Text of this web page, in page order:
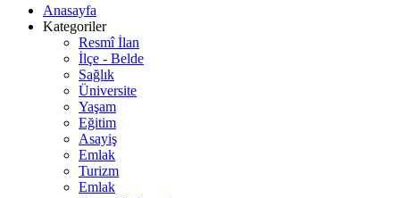
Anasayfa
Kategoriler
Resmî İlan
İlçe - Belde
Sağlık
Üniversite
Yaşam
Eğitim
Asayiş
Emlak
Turizm
Emlak